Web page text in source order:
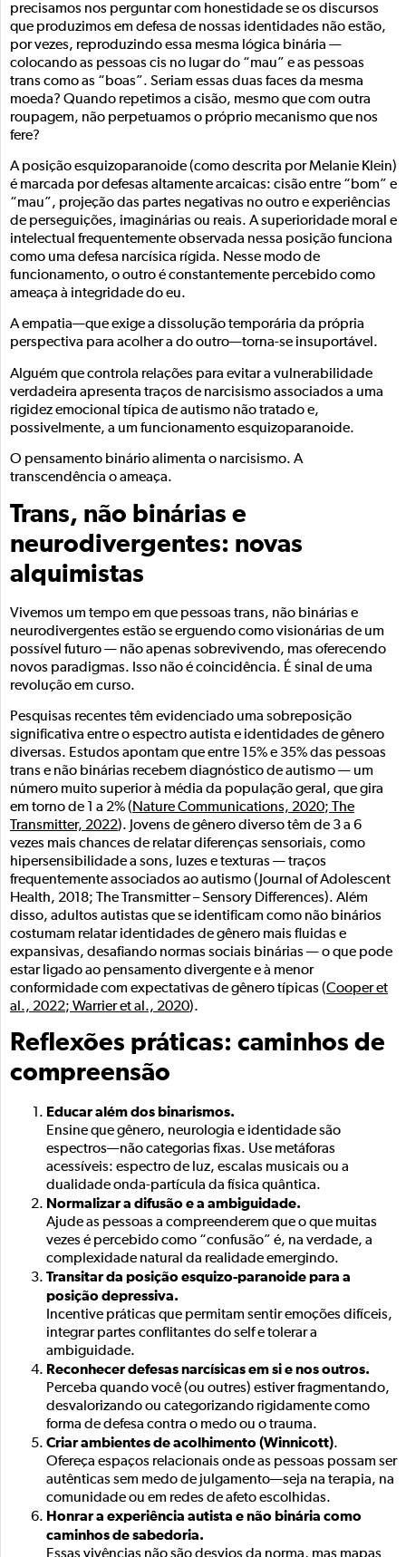
precisamos nos perguntar com honestidade se os discursos
que produzimos em defesa de nossas identidades não estão,
por vezes, reproduzindo essa mesma lógica binária —
colocando as pessoas cis no lugar do “mau” e as pessoas
trans como as “boas”. Seriam essas duas faces da mesma
moeda? Quando repetimos a cisão, mesmo que com outra
roupagem, não perpetuamos o próprio mecanismo que nos
fere?
A posição esquizoparanoide (como descrita por Melanie Klein)
é marcada por defesas altamente arcaicas: cisão entre “bom” e
“mau”, projeção das partes negativas no outro e experiências
de perseguições, imaginárias ou reais. A superioridade moral e
intelectual frequentemente observada nessa posição funciona
como uma defesa narcísica rígida. Nesse modo de
funcionamento, o outro é constantemente percebido como
ameaça à integridade do eu.
A empatia—que exige a dissolução temporária da própria
perspectiva para acolher a do outro—torna-se insuportável.
Alguém que controla relações para evitar a vulnerabilidade
verdadeira apresenta traços de narcisismo associados a uma
rigidez emocional típica de autismo não tratado e,
possivelmente, a um funcionamento esquizoparanoide.
O pensamento binário alimenta o narcisismo. A
transcendência o ameaça.
Trans, não binárias e
neurodivergentes: novas
alquimistas
Vivemos um tempo em que pessoas trans, não binárias e
neurodivergentes estão se erguendo como visionárias de um
possível futuro — não apenas sobrevivendo, mas oferecendo
novos paradigmas. Isso não é coincidência. É sinal de uma
revolução em curso.
Pesquisas recentes têm evidenciado uma sobreposição
significativa entre o espectro autista e identidades de gênero
diversas. Estudos apontam que entre 15% e 35% das pessoas
trans e não binárias recebem diagnóstico de autismo — um
número muito superior à média da população geral, que gira
em torno de 1 a 2% ( Nature Communications, 2020; The
Transmitter, 2022). Jovens de gênero diverso têm de 3 a 6
vezes mais chances de relatar diferenças sensoriais, como
hipersensibilidade a sons, luzes e texturas — traços
frequentemente associados ao autismo (Journal of Adolescent
Health, 2018; The Transmitter – Sensory Differences). Além
disso, adultos autistas que se identificam como não binários
costumam relatar identidades de gênero mais fluidas e
expansivas, desafiando normas sociais binárias — o que pode
estar ligado ao pensamento divergente e à menor
conformidade com expectativas de gênero típicas (Cooper et
al., 2022; Warrier et al., 2020).
Reflexões práticas: caminhos de
compreensão
Educar além dos binarismos.
Ensine que gênero, neurologia e identidade são
espectros—não categorias fixas. Use metáforas
acessíveis: espectro de luz, escalas musicais ou a
dualidade onda-partícula da física quântica.
Normalizar a difusão e a ambiguidade.
Ajude as pessoas a compreenderem que o que muitas
vezes é percebido como “confusão” é, na verdade, a
complexidade natural da realidade emergindo.
Transitar da posição esquizo-paranoide para a
posição depressiva.
Incentive práticas que permitam sentir emoções difíceis,
integrar partes conflitantes do self e tolerar a
ambiguidade.
Reconhecer defesas narcísicas em si e nos outros.
Perceba quando você (ou outres) estiver fragmentando,
desvalorizando ou categorizando rigidamente como
forma de defesa contra o medo ou o trauma.
Criar ambientes de acolhimento (Winnicott).
Ofereça espaços relacionais onde as pessoas possam ser
autênticas sem medo de julgamento—seja na terapia, na
comunidade ou em redes de afeto escolhidas.
Honrar a experiência autista e não binária como
caminhos de sabedoria.